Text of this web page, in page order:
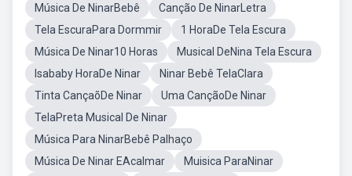
Música De NinarBebê
Canção De NinarLetra
Tela EscuraPara Dormmir
1 HoraDe Tela Escura
Música De Ninar10 Horas
Musical DeNina Tela Escura
Isababy HoraDe Ninar
Ninar Bebê TelaClara
Tinta CançaõDe Ninar
Uma CançãoDe Ninar
TelaPreta Musical De Ninar
Música Para NinarBebê Palhaço
Música De Ninar EAcalmar
Muisica ParaNinar